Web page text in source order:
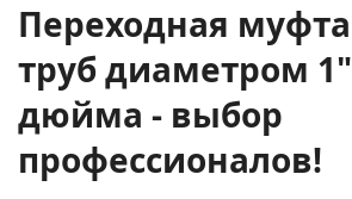
Переходная
труб диаметром
дюйма - выбор
профессионалов!